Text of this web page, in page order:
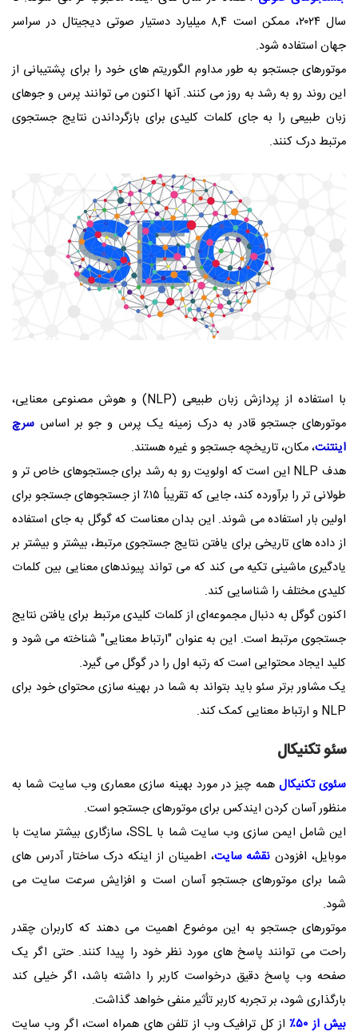
سال ۲۰۲۴، ممکن است ۸,۴ میلیارد دستیار صوتی دیجیتال در سراسر
جهان استفاده شود.
موتورهای جستجو به طور مداوم الگوریتم های خود را برای پشتیبانی از
این روند رو به رشد به روز می کنند. آنها اکنون می توانند پرس و جوهای
زبان طبیعی را به جای کلمات کلیدی برای بازگرداندن نتایج جستجوی
مرتبط درک کنند.
با استفاده از پردازش زبان طبیعی (NLP) و هوش مصنوعی معنایی،
موتورهای جستجو قادر به درک زمینه یک پرس و جو بر اساس سرچ
اینتنت، مکان، تاریخچه جستجو و غیره هستند.
هدف NLP این است که اولویت رو به رشد برای جستجوهای خاص تر و
طولانی تر را برآورده کند، جایی که تقریباً ۱۵٪ از جستجوهای جستجو برای
اولین بار استفاده می شوند. این بدان معناست که گوگل به جای استفاده
از داده های تاریخی برای یافتن نتایج جستجوی مرتبط، بیشتر و بیشتر بر
یادگیری ماشینی تکیه می کند که می تواند پیوندهای معنایی بین کلمات
کلیدی مختلف را شناسایی کند.
اکنون گوگل به دنبال مجموعه‌ای از کلمات کلیدی مرتبط برای یافتن نتایج
جستجوی مرتبط است. این به عنوان "ارتباط معنایی" شناخته می شود و
کلید ایجاد محتوایی است که رتبه اول را در گوگل می گیرد.
یک مشاور برتر سئو باید بتواند به شما در بهینه سازی محتوای خود برای
NLP و ارتباط معنایی کمک کند.
سئو تکنیکال
سئوی تکنیکال همه چیز در مورد بهینه سازی معماری وب سایت شما به
منظور آسان کردن ایندکس برای موتورهای جستجو است.
این شامل ایمن سازی وب سایت شما با SSL، سازگاری بیشتر سایت با
موبایل، افزودن نقشه سایت، اطمینان از اینکه درک ساختار آدرس های
شما برای موتورهای جستجو آسان است و افزایش سرعت سایت می
شود.
موتورهای جستجو به این موضوع اهمیت می دهند که کاربران چقدر
راحت می توانند پاسخ های مورد نظر خود را پیدا کنند. حتی اگر یک
صفحه وب پاسخ دقیق درخواست کاربر را داشته باشد، اگر خیلی کند
بارگذاری شود، بر تجربه کاربر تأثیر منفی خواهد گذاشت.
بیش از ۵۰٪
از کل ترافیک وب از تلفن های همراه است، اگر وب سایت